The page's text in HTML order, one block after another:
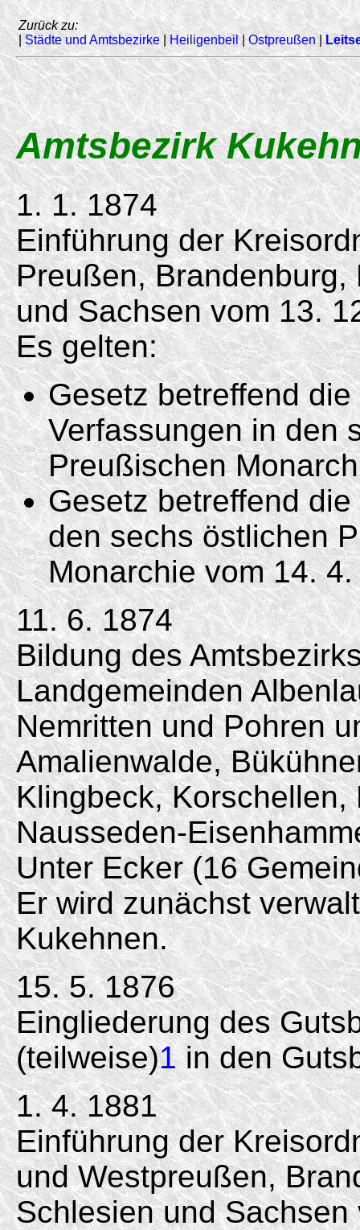
Zurück zu:
| Städte und Amtsbezirke|Heiligenbeil|Ostpreußen|
Amtsbezirk
1. 1. 1874
Einführung der
Preußen,
und Sachsen vom13.
Es gelten:
Gesetz betreffend
Verfassungen in den
Preußischen
Gesetz betreffend
den sechs östlichen
Monarchie vom14.
11. 6. 1874
Bildung des
Landgemeinden
Nemritten und Pohren
Amalienwalde,
Klingbeck,
Nausseden-
Unter Ecker (16
Er wird zunächst
Kukehnen.
15. 5. 1876
Eingliederung des
(teilweise)1in den
1. 4. 1881
Einführung der
und Westpreußen,
Schlesien und